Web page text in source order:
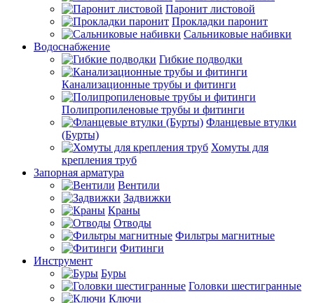
Паронит листовой
Прокладки паронит
Сальниковые набивки
Водоснабжение
Гибкие подводки
Канализационные трубы и фитинги
Полипропиленовые трубы и фитинги
Фланцевые втулки
(Бурты)
Хомуты для
крепления труб
Запорная арматура
Вентили
Задвижки
Краны
Отводы
Фильтры магнитные
Фитинги
Инструмент
Буры
Головки шестигранные
Ключи